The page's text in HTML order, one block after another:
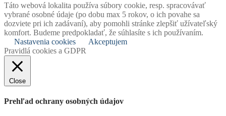
Táto webová lokalita používa súbory cookie, resp. spracovávať
vybrané osobné údaje (po dobu max 5 rokov, o ich povahe sa
dozviete pri ich zadávaní), aby pomohli stránke zlepšiť užívateľský
komfort. Budeme predpokladať, že súhlasíte s ich používaním.
Nastavenia cookies
Akceptujem
Pravidlá cookies a GDPR
Close
Prehľad ochrany osobných údajov